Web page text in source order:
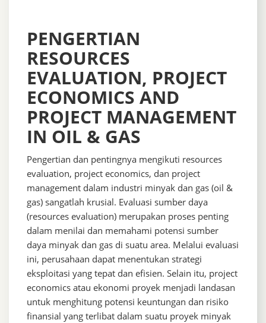
PENGERTIAN
RESOURCES
EVALUATION, PROJECT
ECONOMICS AND
PROJECT MANAGEMENT
IN OIL & GAS
Pengertian dan pentingnya mengikuti resources
evaluation, project economics, dan project
management dalam industri minyak dan gas (oil &
gas) sangatlah krusial. Evaluasi sumber daya
(resources evaluation) merupakan proses penting
dalam menilai dan memahami potensi sumber
daya minyak dan gas di suatu area. Melalui evaluasi
ini, perusahaan dapat menentukan strategi
eksploitasi yang tepat dan efisien. Selain itu, project
economics atau ekonomi proyek menjadi landasan
untuk menghitung potensi keuntungan dan risiko
finansial yang terlibat dalam suatu proyek minyak